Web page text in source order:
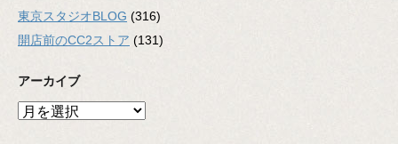
東京スタジオBLOG (316)
開店前のCC2ストア (131)
アーカイブ
ア